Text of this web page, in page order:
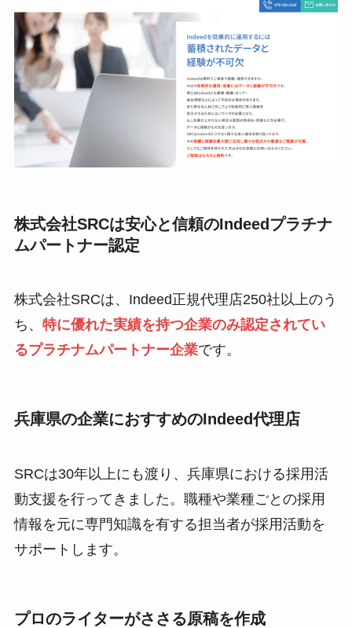
株式会社SRCは安心と信頼のIndeedプラチナ
ムパートナー認定
株式会社SRCは、Indeed正規代理店250社以上のう
ち、 特に優れた実績を持つ企業のみ認定されてい
るプラチナムパートナー企業です。
兵庫県の企業におすすめのIndeed代理店
SRCは30年以上にも渡り、兵庫県における採用活
動支援を行ってきました。職種や業種ごとの採用
情報を元に専門知識を有する担当者が採用活動を
サポートします。
プロのライターがささる原稿を作成